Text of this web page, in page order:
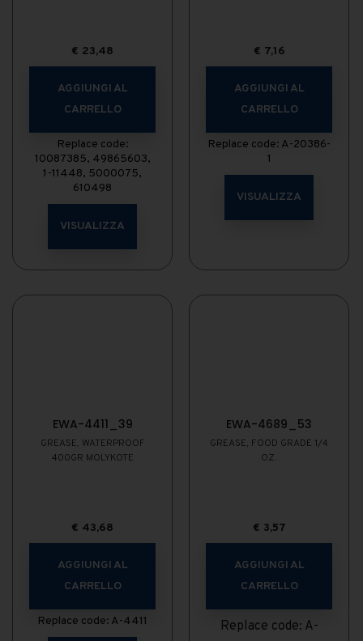
€ 23,48
AGGIUNGI AL
CARRELLO
Replace code:
10087385, 49865603,
1-11448, 5000075,
610498
VISUALIZZA
€ 7,16
AGGIUNGI AL
CARRELLO
Replace code: A-20386-
1
VISUALIZZA
EWA-4411_39
GREASE, WATERPROOF
400GR MOLYKOTE
€ 43,68
AGGIUNGI AL
CARRELLO
Replace code: A-4411
EWA-4689_53
GREASE, FOOD GRADE 1/4
OZ.
€ 3,57
AGGIUNGI AL
CARRELLO
Replace code: A-